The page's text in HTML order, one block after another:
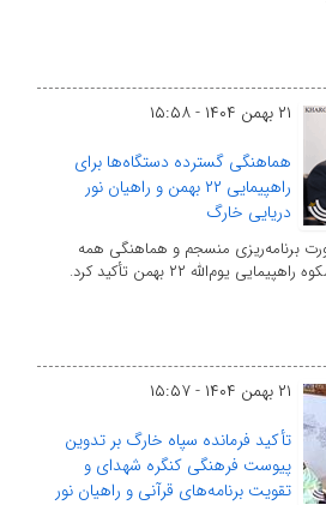
۲۱ بهمن ۱۴۰۴ - ۱۵:۵۸
هماهنگی گسترده دستگاه‌ها برای
راهپیمایی ۲۲ بهمن و راهیان نور
دریایی خارگ
برنامه‌ریزی منسجم و هماهنگی همه
یوم‌الله ۲۲ بهمن تأکید کرد.
۲۱ بهمن ۱۴۰۴ - ۱۵:۵۷
تأکید فرمانده سپاه خارگ بر تدوین
پیوست فرهنگی کنگره شهدای و
تقویت برنامه‌های قرآنی و راهیان نور